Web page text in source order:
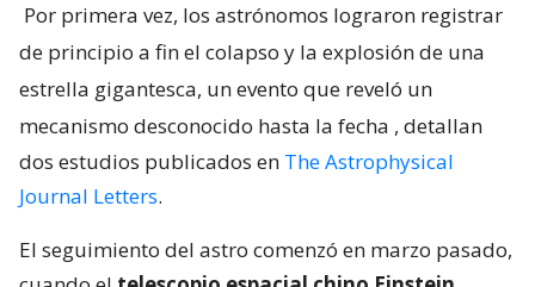
Por primera vez, los astrónomos lograron registrar
de principio a fin el colapso y la explosión de una
estrella gigantesca, un evento que reveló un
mecanismo desconocido hasta la fecha , detallan
dos estudios publicados en The Astrophysical
Journal Letters.
El seguimiento del astro comenzó en marzo pasado,